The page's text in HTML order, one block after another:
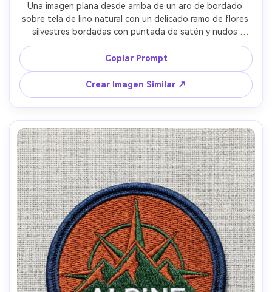
Una imagen plana desde arriba de un aro de bordado
sobre tela de lino natural con un delicado ramo de flores
silvestres bordadas con puntada de satén y nudos
franceses, paleta de hilos pastel, brillo sutil del hilo y
textura elevada, pequeñas tijeras y carretes de madera
cercanos, luz suave de ventana, estética minimalista y
acogedora de manualidades, tomada con Sony A7IV,
50mm, alta resolución, enfoque nítido, sombras naturales,
fotografía editorial de producto --ar 4:5
Copiar Prompt
Crear Imagen Similar ↗